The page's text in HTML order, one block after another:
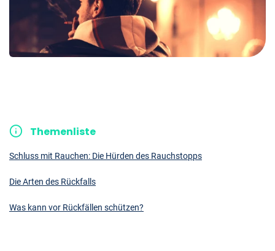
Themenliste
Schluss mit Rauchen: Die Hürden des Rauchstopps
Die Arten des Rückfalls
Was kann vor Rückfällen schützen?